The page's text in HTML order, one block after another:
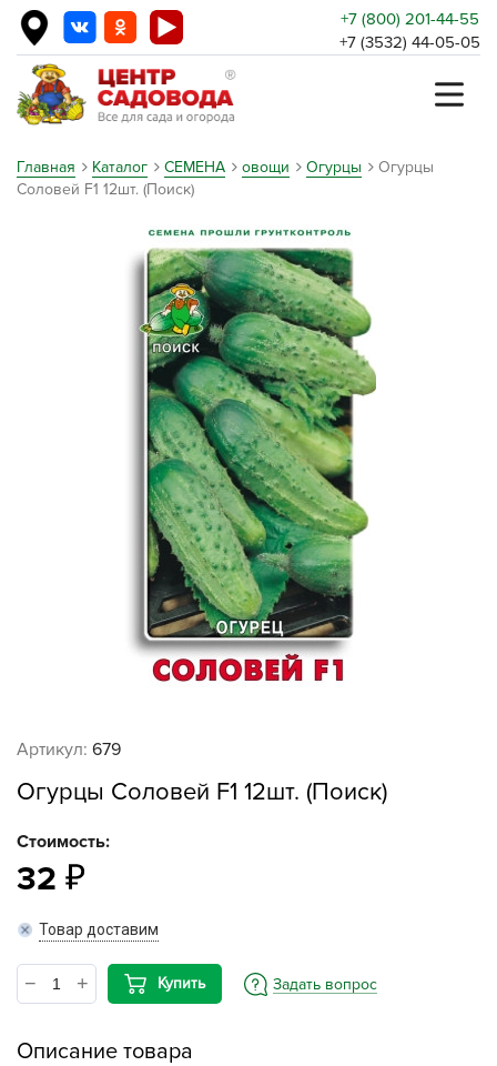
+7 (800) 201-44-55
+7 (3532) 44-05-05
Главная Каталог СЕМЕНА овощи Огурцы
Огурцы
Соловей F1 12шт. (Поиск)
Артикул: 679
Огурцы Соловей F1 12шт. (Поиск)
Стоимость:
32
Товар доставим
Купить Задать вопрос
Описание товара